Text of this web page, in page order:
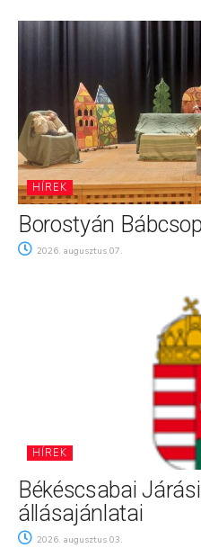
HÍREK
Borostyán
2026. augusztus 07.
HÍREK
Békéscsabai
állásajánlatai
2026. augusztus 03.